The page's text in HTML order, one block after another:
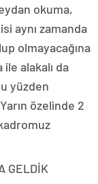
okuma,
aynı zamanda
olmayacağına
alakalı da
yüzden
özelinde 2
GELDİK